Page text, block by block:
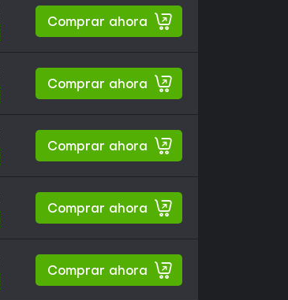
Comprar ahora
Comprar ahora
Comprar ahora
Comprar ahora
Comprar ahora